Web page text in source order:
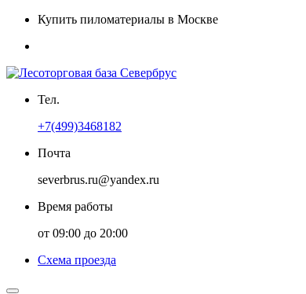
Купить пиломатериалы в Москве
Тел.
+7(499)3468182
Почта
severbrus.ru@yandex.ru
Время работы
от 09:00 до 20:00
Схема проезда